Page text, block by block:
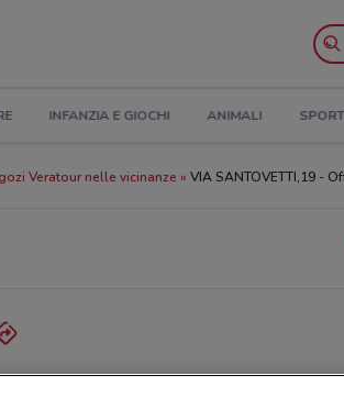
INFANZIA E GIOCHI ANIMALI
Veratour nelle vicinanze VIA SANTOVETTI,19 -